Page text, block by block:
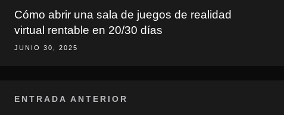
Cómo abrir una sala de juegos de realidad
virtual rentable en 20/30 días
JUNIO 30, 2025
ENTRADA ANTERIOR